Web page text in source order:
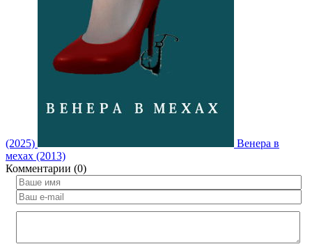
(2025)
Венера в
мехах (2013)
Комментарии (0)